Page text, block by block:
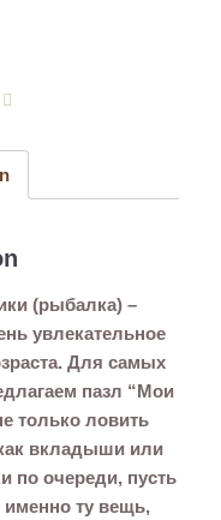
(рыбалка) –
увлекательное
Для самых
пазл “Мои
только ловить
вкладыши или
по очереди, пусть
именно ту вещь,